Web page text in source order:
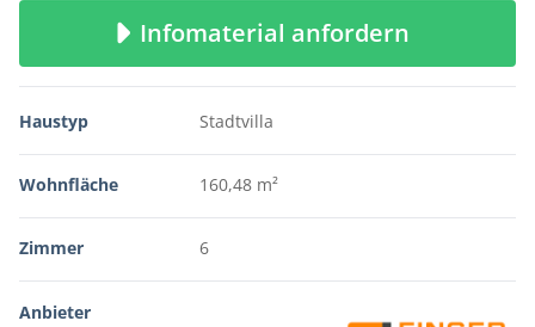
Infomaterial anfordern
Haustyp Stadtvilla
Wohnfläche 160,48 m²
Zimmer 6
Anbieter